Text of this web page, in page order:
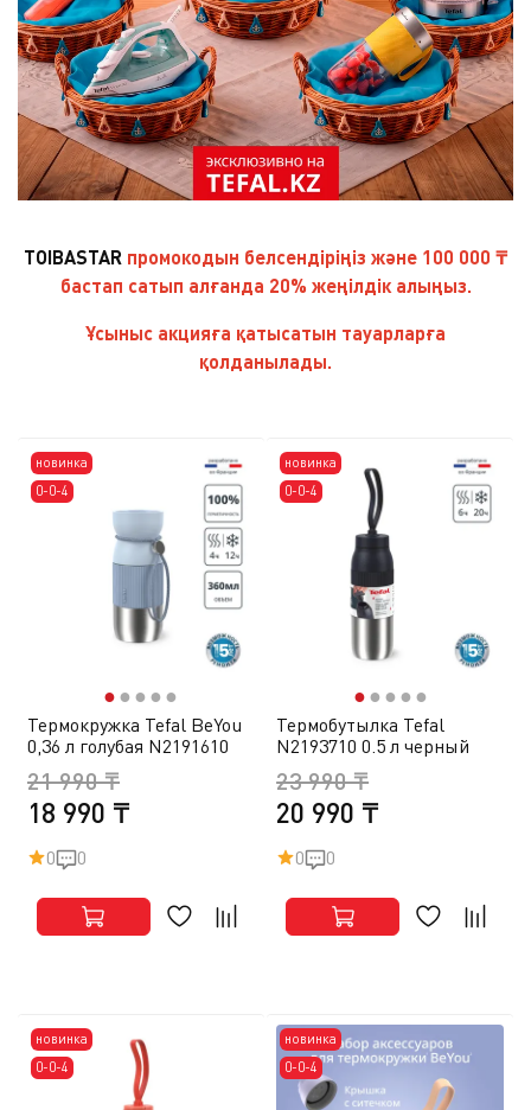
TOIBASTAR промокодын белсендіріңіз және 100 000 ₸
бастап сатып алғанда 20% жеңілдікалыңыз.
Ұсыныс акцияға қатысатын тауарларға
қолданылады.
новинка
0-0-4
●● ● ● ●
Термокружка Tefal BeYou
0,36 л голубая N2191610
18 990 ₸
21 990 ₸
0 0
новинка
0-0-4
●● ● ● ●
Термобутылка Tefal
N2193710 0.5 л черный
20 990 ₸
23 990 ₸
0 0
новинка
0-0-4
новинка
0-0-4